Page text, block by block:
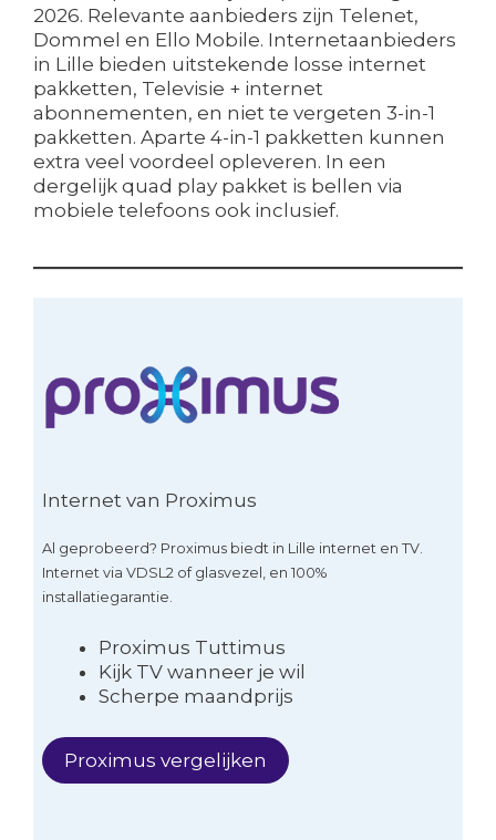
2026. Relevante aanbieders zijn Telenet,
Dommel en Ello Mobile. Internetaanbieders
in Lille bieden uitstekende losse internet
pakketten, Televisie + internet
abonnementen, en niet te vergeten 3-in-1
pakketten. Aparte 4-in-1 pakketten kunnen
extra veel voordeel opleveren. In een
dergelijk quad play pakket is bellen via
mobiele telefoons ook inclusief.
Internet van Proximus
Al geprobeerd? Proximus biedt in Lille internet en TV.
Internet via VDSL2 of glasvezel, en 100%
installatiegarantie.
Proximus Tuttimus
Kijk TV wanneer je wil
Scherpe maandprijs
Proximus vergelijken